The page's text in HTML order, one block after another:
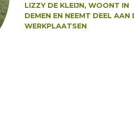
LIZZY DE KLEIJN, WOONT IN
DEMEN EN NEEMT DEEL AAN
WERKPLAATSEN